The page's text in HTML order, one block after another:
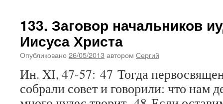
133. Заговор начальников
Иисуса Христа
Опубликовано 26/05/2013 автором Сергий
Ин. XI, 47-57: 47 Тогда
собрали совет и говорили: что нам